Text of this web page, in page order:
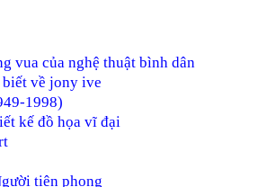
vua của nghệ thuật bình dân
biết về jony ive
1998)
kế đồ họa vĩ đại
tiên phong